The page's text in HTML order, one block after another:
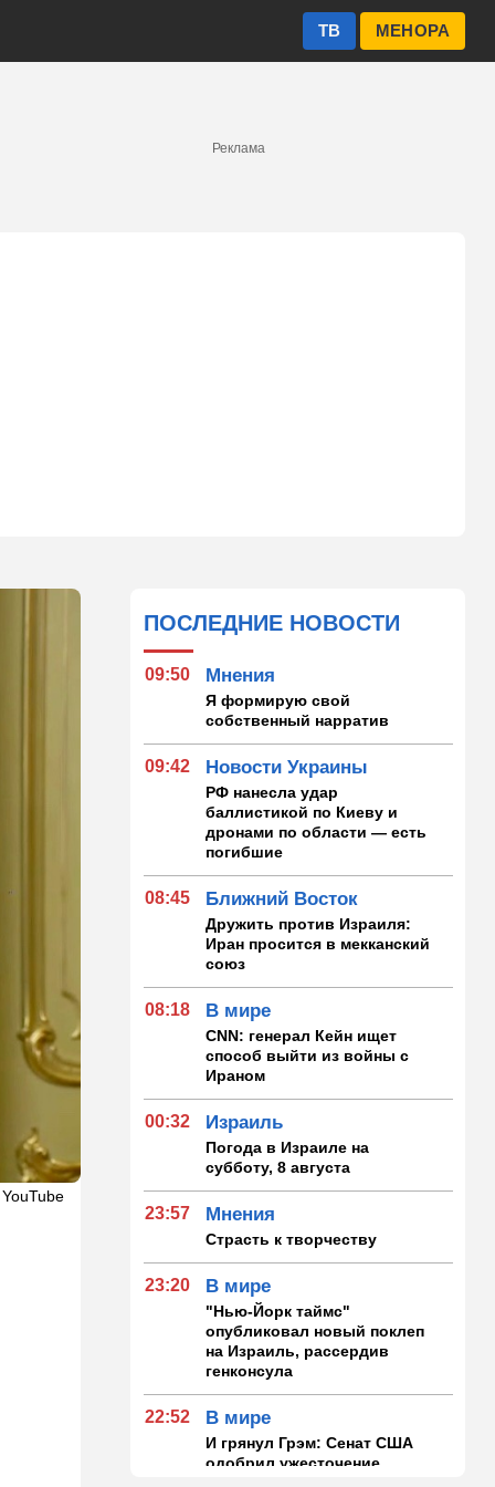
МЕНОРА
ТВ
Реклама
ПОСЛЕДНИЕ НОВОСТИ
09:50 Мнения
Я формирую свой
собственный нарратив
09:42 Новости Украины
РФ нанесла удар
баллистикой по Киеву и
дронами по области — есть
погибшие
08:45 Ближний Восток
Дружить против Израиля:
Иран просится в мекканский
союз
08:18 В мире
CNN: генерал Кейн ищет
способ выйти из войны с
Ираном
00:32 Израиль
Погода в Израиле на
субботу, 8 августа
23:57 Мнения
Страсть к творчеству
23:20 В мире
"Нью-Йорк таймс"
опубликовал новый поклеп
на Израиль, рассердив
генконсула
22:52 В мире
И грянул Грэм: Сенат США
одобрил ужесточение